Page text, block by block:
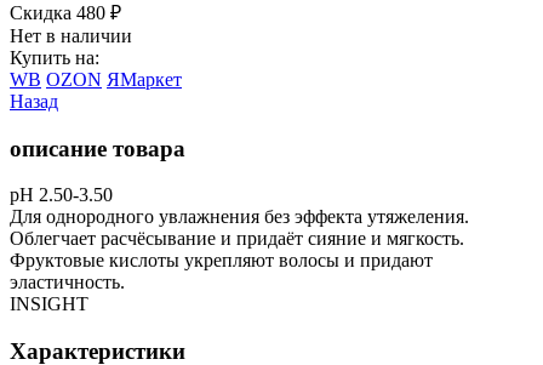
Скидка 480 ₽
Нет в наличии
Купить на:
WB OZON ЯМаркет
Назад
описание товара
рН 2.50-3.50
Для однородного увлажнения без эффекта утяжеления.
Облегчает расчёсывание и придаёт сияние и мягкость.
Фруктовые кислоты укрепляют волосы и придают
эластичность.
INSIGHT
Характеристики